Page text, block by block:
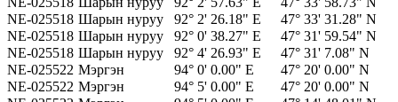
NE-025518 Шарын нуруу 92° 2' 26.18" E
47° 33' 31.28" N
NE-025518 Шарын нуруу 92° 0' 38.27" E
47° 31' 59.54" N
NE-025518 Шарын нуруу 92° 4' 26.93" E
47° 31' 7.08" N
NE-025522 Мэргэн 94° 0' 0.00" E
47° 20' 0.00" N
NE-025522 Мэргэн 94° 5' 0.00" E
47° 20' 0.00" N